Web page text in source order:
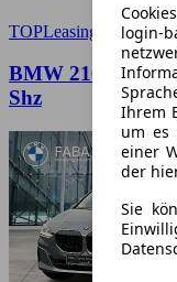
TOPLeasing
BMW 216 i
Shz
login-
Ihrem
um es
einer
der
Sie